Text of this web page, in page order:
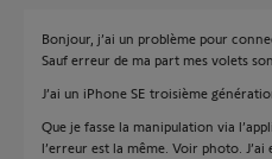
Bonjour, j’ai un problème pour
Sauf erreur de ma part mes volets
J’ai un iPhone SE troisième
Que je fasse la manipulation via
l’erreur est la même. Voir photo.